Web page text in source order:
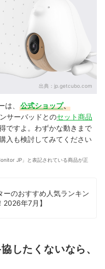
出典： jp.getcubo.com
、 公式ショップ、
サーバッドとのセット商品
ですよ。わずかな動きまで
入も検討してみてください
JP」と表記されている商品が正
ーのおすすめ人気ランキン
年7月】
したくないなら、